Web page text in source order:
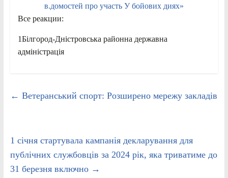
Все реакции:
1Білгород-Дністровська районна державна
адміністрація
← Ветеранський спорт: Розширено мережу закладів
1 січня стартувала кампанія декларування для
публічних службовців за 2024 рік, яка триватиме до
31 березня включно →